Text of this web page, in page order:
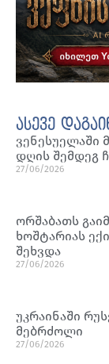
ასევე
ვენესუელაში
დღის შემდეგ
27/06/2026
ორშაბათს
ხოშტარიას
შეხვდა
27/06/2026
უკრაინაში
მებრძოლი
27/06/2026